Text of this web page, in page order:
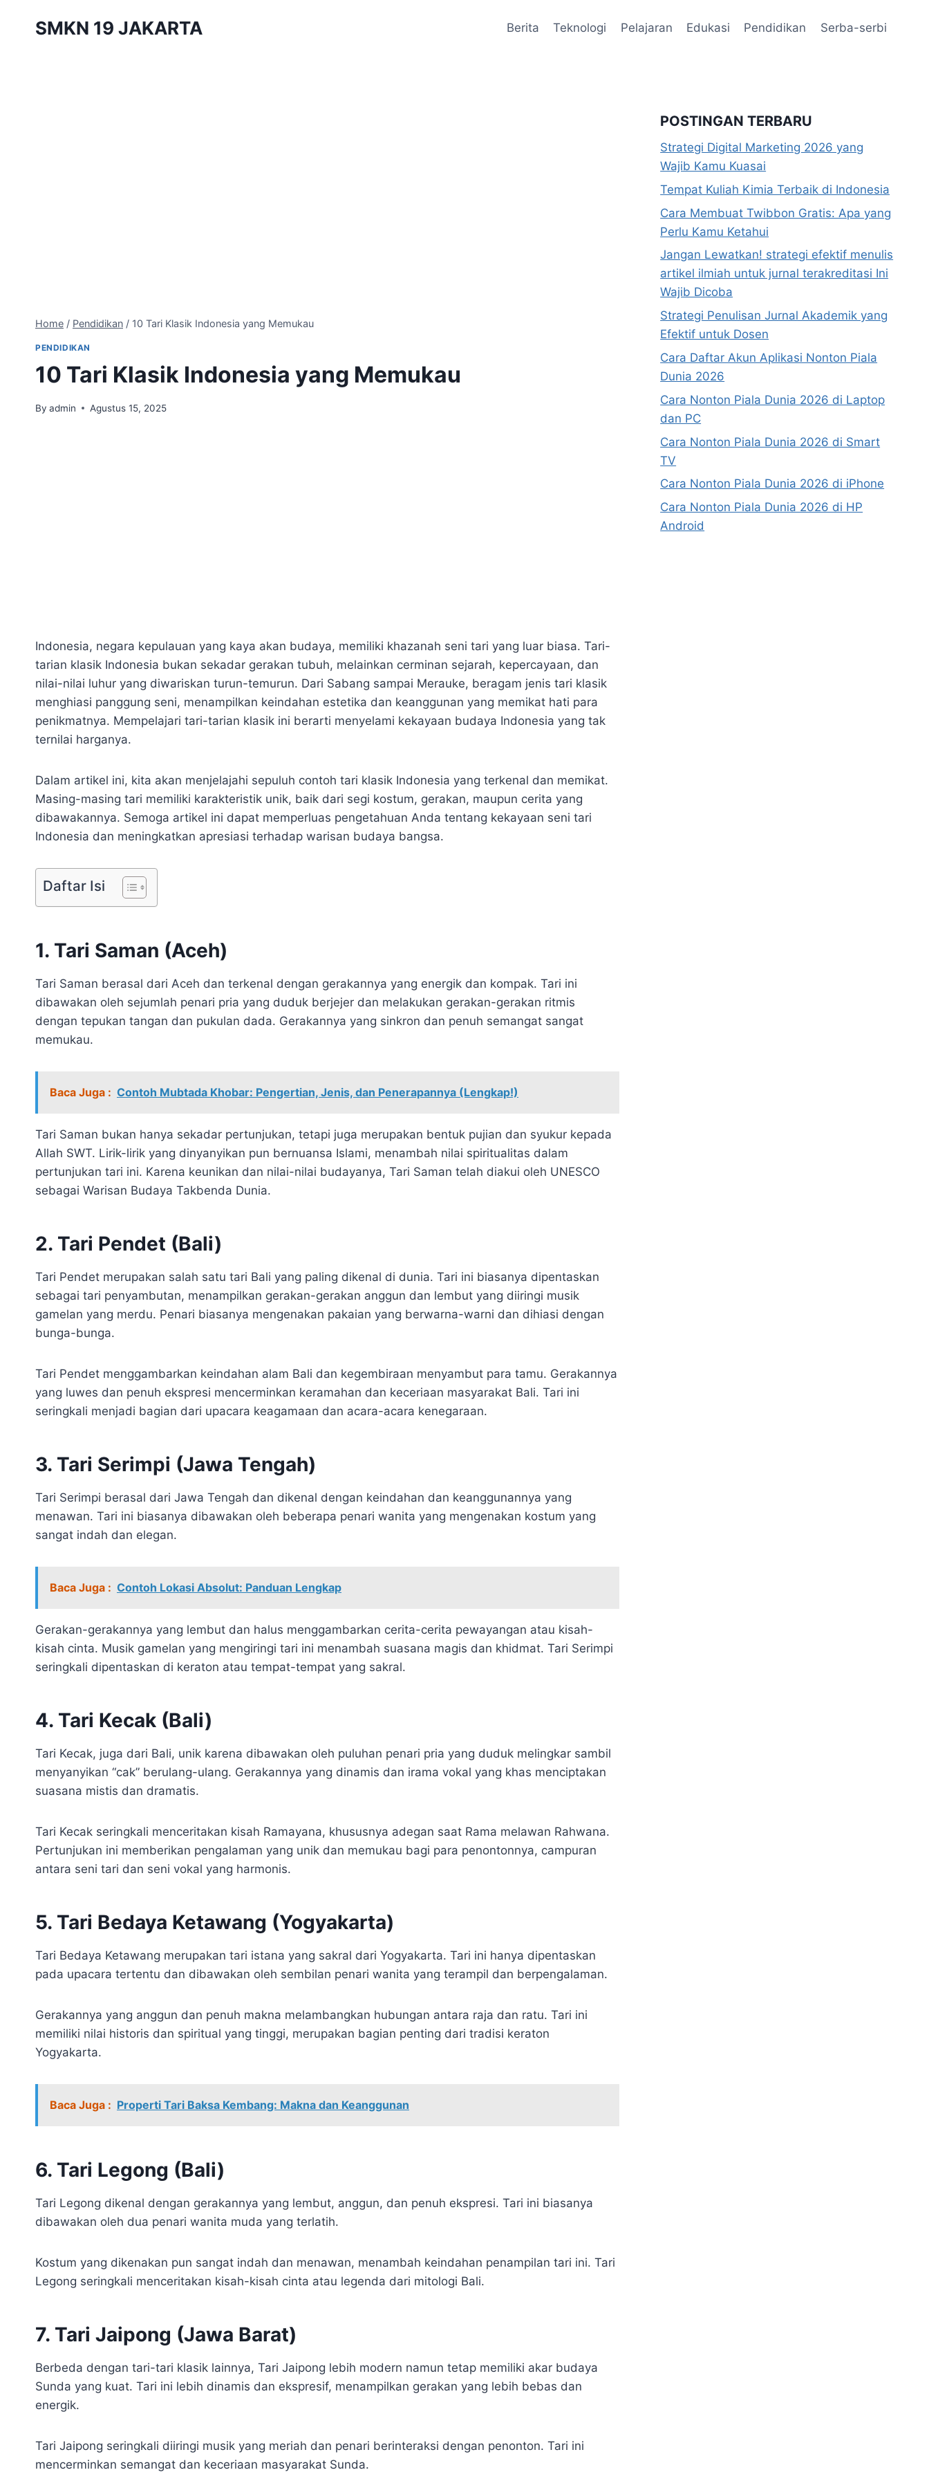
SMKN 19 JAKARTA Berita Teknologi Pelajaran Edukasi Pendidikan Serba-serbi
Home / Pendidikan / 10 Tari Klasik Indonesia yang Memukau
PENDIDIKAN
10 Tari Klasik Indonesia yang Memukau
By admin Agustus 15, 2025
Indonesia, negara kepulauan yang kaya akan budaya, memiliki khazanah seni tari yang luar biasa. Tari-
tarian klasik Indonesia bukan sekadar gerakan tubuh, melainkan cerminan sejarah, kepercayaan, dan
nilai-nilai luhur yang diwariskan turun-temurun. Dari Sabang sampai Merauke, beragam jenis tari klasik
menghiasi panggung seni, menampilkan keindahan estetika dan keanggunan yang memikat hati para
penikmatnya. Mempelajari tari-tarian klasik ini berarti menyelami kekayaan budaya Indonesia yang tak
ternilai harganya.
Dalam artikel ini, kita akan menjelajahi sepuluh contoh tari klasik Indonesia yang terkenal dan memikat.
Masing-masing tari memiliki karakteristik unik, baik dari segi kostum, gerakan, maupun cerita yang
dibawakannya. Semoga artikel ini dapat memperluas pengetahuan Anda tentang kekayaan seni tari
Indonesia dan meningkatkan apresiasi terhadap warisan budaya bangsa.
Daftar Isi
1. Tari Saman (Aceh)
Tari Saman berasal dari Aceh dan terkenal dengan gerakannya yang energik dan kompak. Tari ini
dibawakan oleh sejumlah penari pria yang duduk berjejer dan melakukan gerakan-gerakan ritmis
dengan tepukan tangan dan pukulan dada. Gerakannya yang sinkron dan penuh semangat sangat
memukau.
Baca Juga : Contoh Mubtada Khobar: Pengertian, Jenis, dan Penerapannya (Lengkap!)
Tari Saman bukan hanya sekadar pertunjukan, tetapi juga merupakan bentuk pujian dan syukur kepada
Allah SWT. Lirik-lirik yang dinyanyikan pun bernuansa Islami, menambah nilai spiritualitas dalam
pertunjukan tari ini. Karena keunikan dan nilai-nilai budayanya, Tari Saman telah diakui oleh UNESCO
sebagai Warisan Budaya Takbenda Dunia.
2. Tari Pendet (Bali)
Tari Pendet merupakan salah satu tari Bali yang paling dikenal di dunia. Tari ini biasanya dipentaskan
sebagai tari penyambutan, menampilkan gerakan-gerakan anggun dan lembut yang diiringi musik
gamelan yang merdu. Penari biasanya mengenakan pakaian yang berwarna-warni dan dihiasi dengan
bunga-bunga.
Tari Pendet menggambarkan keindahan alam Bali dan kegembiraan menyambut para tamu. Gerakannya
yang luwes dan penuh ekspresi mencerminkan keramahan dan keceriaan masyarakat Bali. Tari ini
seringkali menjadi bagian dari upacara keagamaan dan acara-acara kenegaraan.
3. Tari Serimpi (Jawa Tengah)
Tari Serimpi berasal dari Jawa Tengah dan dikenal dengan keindahan dan keanggunannya yang
menawan. Tari ini biasanya dibawakan oleh beberapa penari wanita yang mengenakan kostum yang
sangat indah dan elegan.
Baca Juga : Contoh Lokasi Absolut: Panduan Lengkap
Gerakan-gerakannya yang lembut dan halus menggambarkan cerita-cerita pewayangan atau kisah-
kisah cinta. Musik gamelan yang mengiringi tari ini menambah suasana magis dan khidmat. Tari Serimpi
seringkali dipentaskan di keraton atau tempat-tempat yang sakral.
4. Tari Kecak (Bali)
Tari Kecak, juga dari Bali, unik karena dibawakan oleh puluhan penari pria yang duduk melingkar sambil
menyanyikan “cak” berulang-ulang. Gerakannya yang dinamis dan irama vokal yang khas menciptakan
suasana mistis dan dramatis.
Tari Kecak seringkali menceritakan kisah Ramayana, khususnya adegan saat Rama melawan Rahwana.
Pertunjukan ini memberikan pengalaman yang unik dan memukau bagi para penontonnya, campuran
antara seni tari dan seni vokal yang harmonis.
5. Tari Bedaya Ketawang (Yogyakarta)
Tari Bedaya Ketawang merupakan tari istana yang sakral dari Yogyakarta. Tari ini hanya dipentaskan
pada upacara tertentu dan dibawakan oleh sembilan penari wanita yang terampil dan berpengalaman.
Gerakannya yang anggun dan penuh makna melambangkan hubungan antara raja dan ratu. Tari ini
memiliki nilai historis dan spiritual yang tinggi, merupakan bagian penting dari tradisi keraton
Yogyakarta.
Baca Juga : Properti Tari Baksa Kembang: Makna dan Keanggunan
6. Tari Legong (Bali)
Tari Legong dikenal dengan gerakannya yang lembut, anggun, dan penuh ekspresi. Tari ini biasanya
dibawakan oleh dua penari wanita muda yang terlatih.
Kostum yang dikenakan pun sangat indah dan menawan, menambah keindahan penampilan tari ini. Tari
Legong seringkali menceritakan kisah-kisah cinta atau legenda dari mitologi Bali.
7. Tari Jaipong (Jawa Barat)
Berbeda dengan tari-tari klasik lainnya, Tari Jaipong lebih modern namun tetap memiliki akar budaya
Sunda yang kuat. Tari ini lebih dinamis dan ekspresif, menampilkan gerakan yang lebih bebas dan
energik.
Tari Jaipong seringkali diiringi musik yang meriah dan penari berinteraksi dengan penonton. Tari ini
mencerminkan semangat dan keceriaan masyarakat Sunda.
POSTINGAN TERBARU
Strategi Digital Marketing 2026 yang
Wajib Kamu Kuasai
Tempat Kuliah Kimia Terbaik di Indonesia
Cara Membuat Twibbon Gratis: Apa yang
Perlu Kamu Ketahui
Jangan Lewatkan! strategi efektif menulis
artikel ilmiah untuk jurnal terakreditasi Ini
Wajib Dicoba
Strategi Penulisan Jurnal Akademik yang
Efektif untuk Dosen
Cara Daftar Akun Aplikasi Nonton Piala
Dunia 2026
Cara Nonton Piala Dunia 2026 di Laptop
dan PC
Cara Nonton Piala Dunia 2026 di Smart
TV
Cara Nonton Piala Dunia 2026 di iPhone
Cara Nonton Piala Dunia 2026 di HP
Android